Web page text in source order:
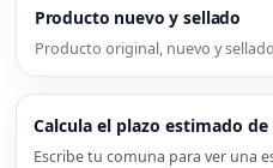
Producto nuevo y sellado
Producto original, nuevo y
Calcula el plazo estimado de
Escribe tu comuna para ver una